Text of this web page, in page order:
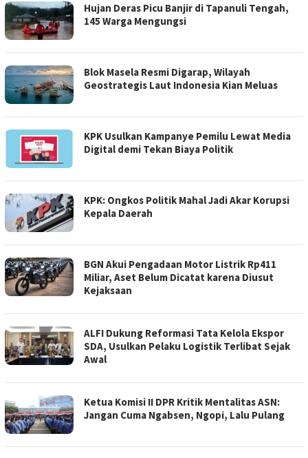
Hujan Deras Picu Banjir di Tapanuli Tengah,
145 Warga Mengungsi
Blok Masela Resmi Digarap, Wilayah
Geostrategis Laut Indonesia Kian Meluas
KPK Usulkan Kampanye Pemilu Lewat Media
Digital demi Tekan Biaya Politik
KPK: Ongkos Politik Mahal Jadi Akar Korupsi
Kepala Daerah
BGN Akui Pengadaan Motor Listrik Rp411
Miliar, Aset Belum Dicatat karena Diusut
Kejaksaan
ALFI Dukung Reformasi Tata Kelola Ekspor
SDA, Usulkan Pelaku Logistik Terlibat Sejak
Awal
Ketua Komisi II DPR Kritik Mentalitas ASN:
Jangan Cuma Ngabsen, Ngopi, Lalu Pulang